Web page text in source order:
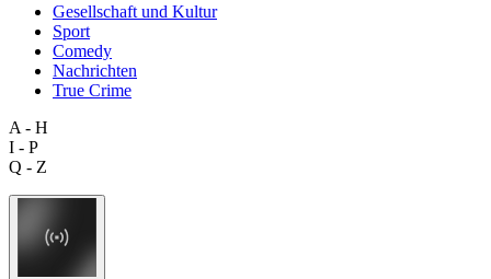
Gesellschaft und Kultur
Sport
Comedy
Nachrichten
True Crime
A - H
I - P
Q - Z